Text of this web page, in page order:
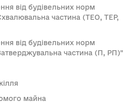
від будівельних норм
частина (ТЕО, ТЕР,
від будівельних норм
частина (П, РП)"
майна